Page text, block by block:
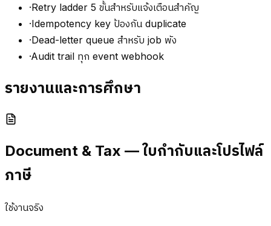
·Retry ladder 5 ขั้นสำหรับแจ้งเตือนสำคัญ
·Idempotency key ป้องกัน duplicate
·Dead-letter queue สำหรับ job พัง
·Audit trail ทุก event webhook
รายงานและการศึกษา
Document & Tax — ใบกำกับและโปรไฟล์
ภาษี
ใช้งานจริง